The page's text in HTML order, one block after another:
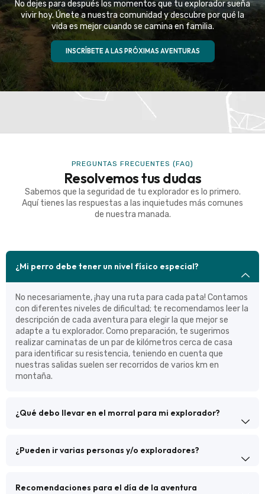
experiencia fuera de serie
VER MÁS
No dejes para después los momentos que tu explorador sueña
vivir hoy. Únete a nuestra comunidad y descubre por qué la
vida es mejor cuando se camina en familia.
INSCRÍBETE A LAS PRÓXIMAS AVENTURAS
PREGUNTAS FRECUENTES (FAQ)
Resolvemos tus dudas
Sabemos que la seguridad de tu explorador es lo primero.
Aquí tienes las respuestas a las inquietudes más comunes
de nuestra manada.
¿Mi perro debe tener un nivel físico especial?
No necesariamente, ¡hay una ruta para cada pata! Contamos
con diferentes niveles de dificultad; te recomendamos leer la
descripción de cada aventura para elegir la que mejor se
adapte a tu explorador. Como preparación, te sugerimos
realizar caminatas de un par de kilómetros cerca de casa
para identificar su resistencia, teniendo en cuenta que
nuestras salidas suelen ser recorridos de varios km en
montaña.
¿Qué debo llevar en el morral para mi explorador?
¿Pueden ir varias personas y/o exploradores?
Recomendaciones para el día de la aventura